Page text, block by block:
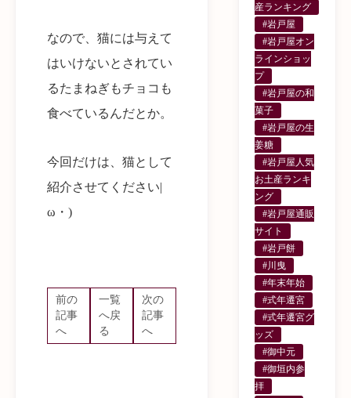
なので、猫には与えて
はいけないとされてい
るたまねぎもチョコも
食べているんだとか。
今回だけは、猫として
紹介させてください|
ω・)
前の
記事
へ
一覧
へ戻
る
次の
記事
へ
産ランキング
#岩戸屋
#岩戸屋オン
ラインショッ
プ
#岩戸屋の和
菓子
#岩戸屋の生
姜糖
#岩戸屋人気
お土産ランキ
ング
#岩戸屋通販
サイト
#岩戸餅
#川曳
#年末年始
#式年遷宮
#式年遷宮グ
ッズ
#御中元
#御垣内参
拝